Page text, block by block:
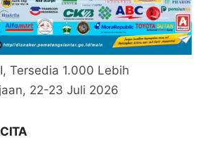
Tersedia 1.000 Lebih
22-23 Juli 2026